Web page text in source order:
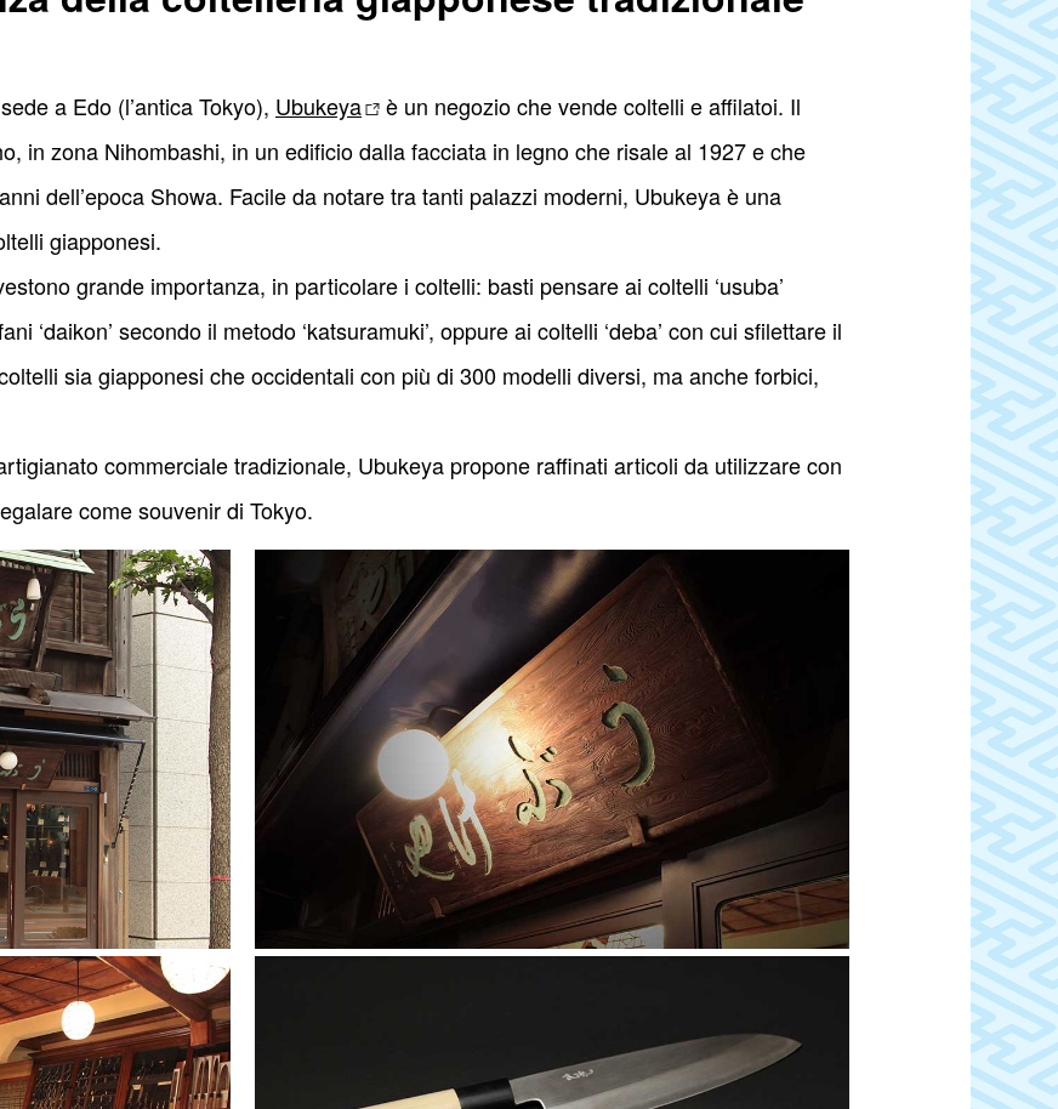
a Edo (l’antica Tokyo), Ubukeya
è un negozio che vende coltelli e affilatoi. Il
in zona Nihombashi, in un edificio dalla facciata in legno che risale al 1927 e che
dell’epoca Showa. Facile da notare tra tanti palazzi moderni, Ubukeya è una
giapponesi.
grande importanza, in particolare i coltelli: basti pensare ai coltelli ‘usuba’
‘daikon’ secondo il metodo ‘katsuramuki’, oppure ai coltelli ‘deba’ con cui sfilettare il
sia giapponesi che occidentali con più di 300 modelli diversi, ma anche forbici,
commerciale tradizionale, Ubukeya propone raffinati articoli da utilizzare con
come souvenir di Tokyo.